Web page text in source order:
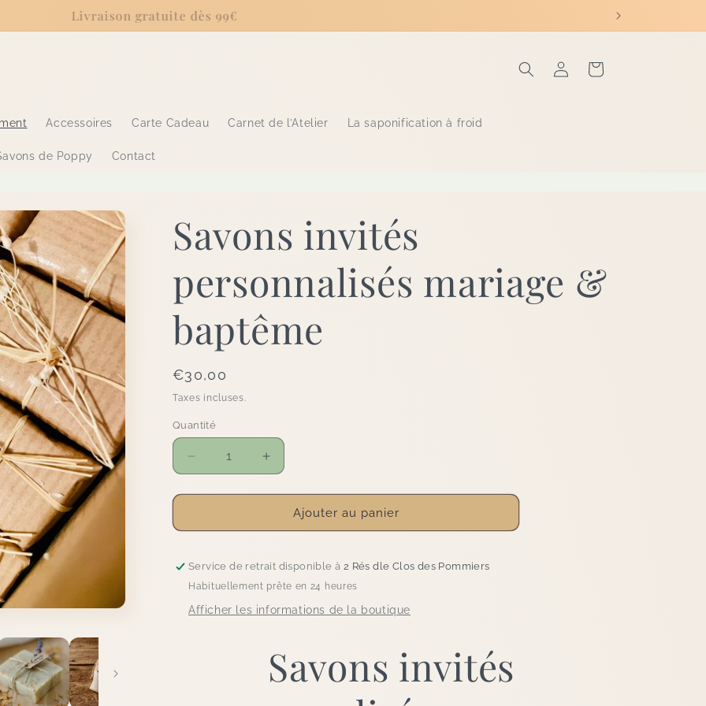
Livraison gratuite dès 99€
Accessoires Carte Cadeau Carnet de l’Atelier La saponification à froid
de Poppy Contact
ConnexionPanier
Savons invités
personnalisés mariage &
baptême
Prix
habituel
€30,00
Taxes incluses.
Quantité
Quantité
Réduire
la
quantité
Savons
personnalisés
mariage
baptême
Augmenter
la
quantité
Savons
personnalisés
mariage
&amp;
baptême
Ajouter au panier
Service de retrait disponible à 2 Rés dle Clos des Pommiers
Habituellement prête en 24 heures
Afficher les informations de la boutique
Savons invités